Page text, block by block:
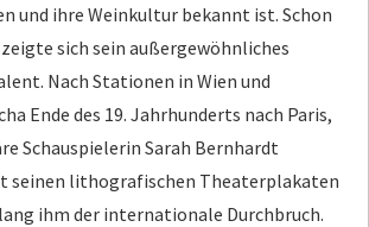
und ihre Weinkultur bekannt ist. Schon
sich sein außergewöhnliches
Nach Stationen in Wien und
Ende des 19. Jahrhunderts nach Paris,
Schauspielerin Sarah Bernhardt
seinen lithografischen Theaterplakaten
ihm der internationale Durchbruch.